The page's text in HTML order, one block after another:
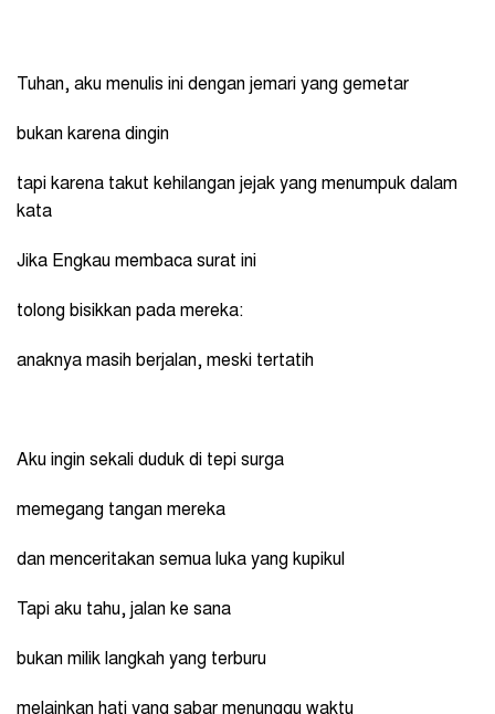
Tuhan, aku menulis ini dengan jemari yang gemetar
bukan karena dingin
tapi karena takut kehilangan jejak yang menumpuk dalam
kata
Jika Engkau membaca surat ini
tolong bisikkan pada mereka:
anaknya masih berjalan, meski tertatih
Aku ingin sekali duduk di tepi surga
memegang tangan mereka
dan menceritakan semua luka yang kupikul
Tapi aku tahu, jalan ke sana
bukan milik langkah yang terburu
melainkan hati yang sabar menunggu waktu